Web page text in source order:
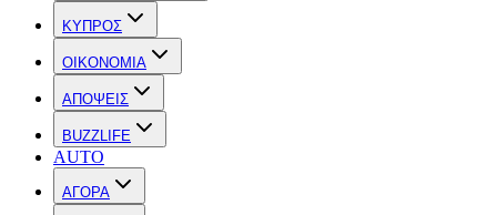
ΚΥΠΡΟΣ
OIKONOMIA
ΑΠΟΨΕΙΣ
BUZZLIFE
AUTO
ΑΓΟΡΑ